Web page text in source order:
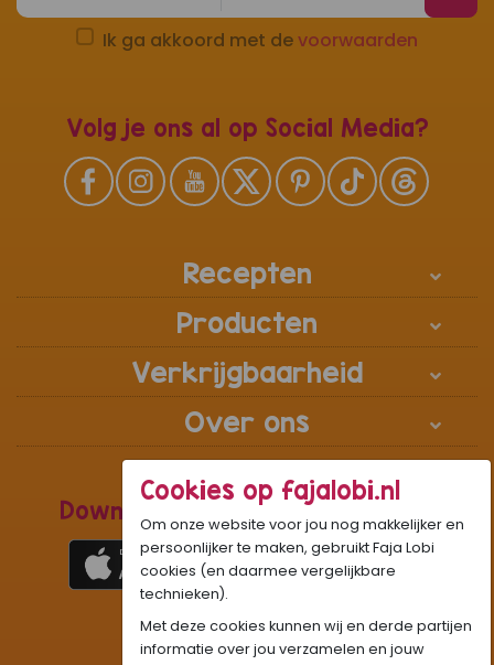
Ik ga akkoord met devoorwaarden
Volg je ons al op Social Media?
Recepten
Producten
Verkrijgbaarheid
Over ons
Download de Recepten Webapp
Onze gifjes al eens geprobeerd?: GIF
Cookies op fajalobi.nl
Om onze website voor jou nog makkelijker en
persoonlijker te maken, gebruikt Faja Lobi
cookies (en daarmee vergelijkbare
technieken).
Met deze cookies kunnen wij en derde partijen
informatie over jou verzamelen en jouw